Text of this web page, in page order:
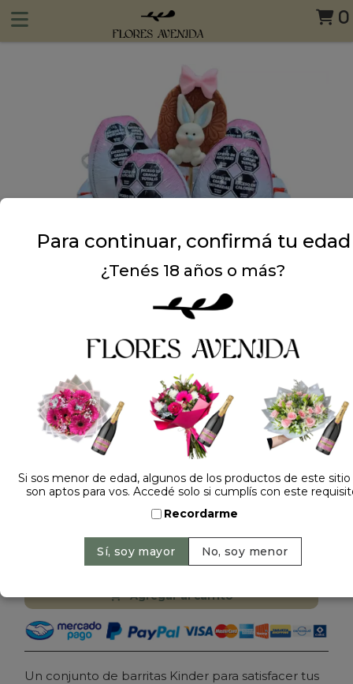
0
Dejá tu opinión
TORTA KINDER PASCUAS ROSADA
Agregar al carrito
Un conjunto de barritas Kinder para satisfacer tus
Para continuar, confirmá tu edad
¿Tenés 18 años o más?
Si sos menor de edad, algunos de los productos de este
son aptos para vos. Accedé solo si cumplís con este
Recordarme